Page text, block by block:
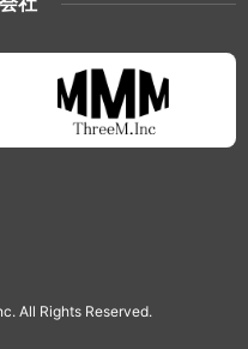
All Rights Reserved.